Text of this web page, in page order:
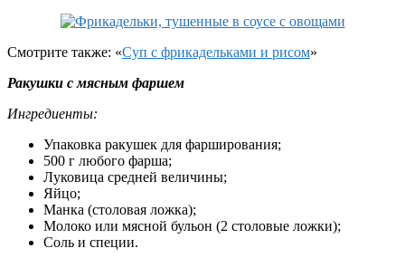
Смотрите также: «Суп с фрикадельками и рисом»
Ракушки с мясным фаршем
Ингредиенты:
Упаковка ракушек для фарширования;
500 г любого фарша;
Луковица средней величины;
Яйцо;
Манка (столовая ложка);
Молоко или мясной бульон (2 столовые ложки);
Соль и специи.